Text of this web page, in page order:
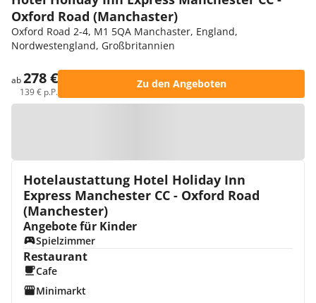
Oxford Road (Manchaster)
Oxford Road 2-4, M1 5QA Manchaster, England,
Nordwestengland, Großbritannien
ab278 €
139 € p.P.
Zu den Angeboten
Hotelaustattung Hotel Holiday Inn
Express Manchester CC - Oxford Road
(Manchester)
Angebote für Kinder
Spielzimmer
Restaurant
Cafe
Minimarkt